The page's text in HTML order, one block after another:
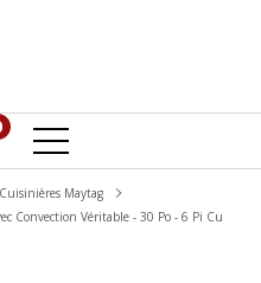
Cuisinières Maytag
Convection Véritable - 30 Po - 6 Pi Cu